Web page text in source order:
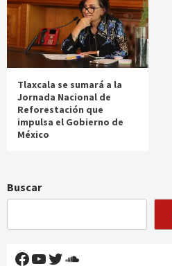
Tlaxcala se sumará a la
Jornada Nacional de
Reforestación que
impulsa el Gobierno de
México
Buscar
Facebook
YouTube
Twitter
SoundCloud